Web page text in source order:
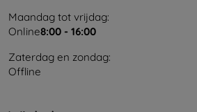
Maandag tot vrijdag:
Online8:00 - 16:00
Zaterdag en zondag:
Offline